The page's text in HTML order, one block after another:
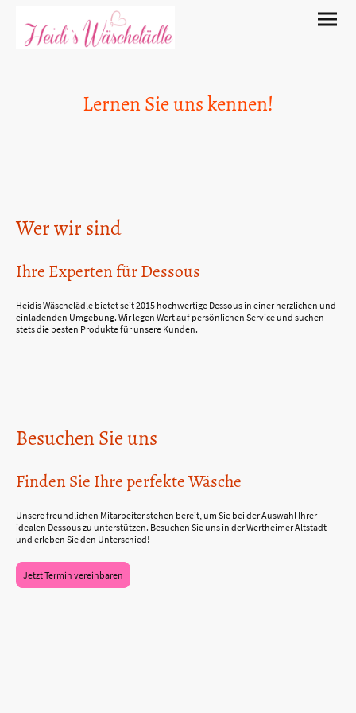
Lernen Sie uns kennen!
Wer wir sind
Ihre Experten für Dessous
Heidis Wäschelädle bietet seit 2015 hochwertige Dessous in einer herzlichen und
einladenden Umgebung. Wir legen Wert auf persönlichen Service und suchen
stets die besten Produkte für unsere Kunden.
Besuchen Sie uns
Finden Sie Ihre perfekte Wäsche
Unsere freundlichen Mitarbeiter stehen bereit, um Sie bei der Auswahl Ihrer
idealen Dessous zu unterstützen. Besuchen Sie uns in der Wertheimer Altstadt
und erleben Sie den Unterschied!
Jetzt Termin vereinbaren